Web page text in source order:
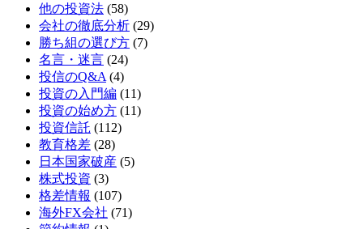
他の投資法 (58)
会社の徹底分析 (29)
勝ち組の選び方 (7)
名言・迷言 (24)
投信のQ&A (4)
投資の入門編 (11)
投資の始め方 (11)
投資信託 (112)
教育格差 (28)
日本国家破産 (5)
株式投資 (3)
格差情報 (107)
海外FX会社 (71)